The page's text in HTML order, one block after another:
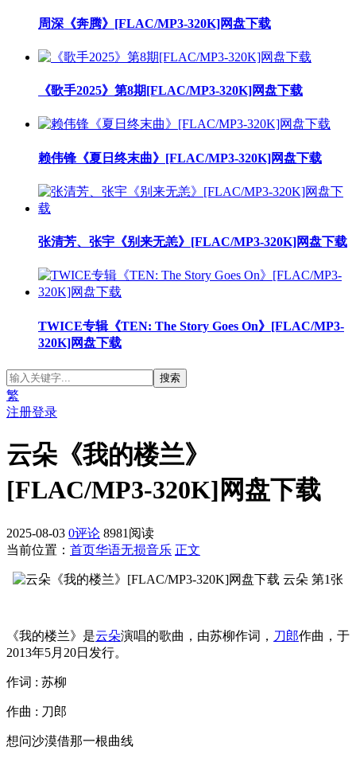
周深《奔腾》[FLAC/MP3-320K]网盘下载
《歌手2025》第8期[FLAC/MP3-320K]网盘下载
赖伟锋《夏日终末曲》[FLAC/MP3-320K]网盘下载
张清芳、张宇《别来无恙》[FLAC/MP3-320K]网盘下载
TWICE专辑《TEN: The Story Goes On》[FLAC/MP3-
320K]网盘下载
繁
注册登录
云朵《我的楼兰》
[FLAC/MP3-320K]网盘下载
2025-08-03 0评论 8981阅读
当前位置： 首页华语无损音乐 正文
《我的楼兰》是云朵演唱的歌曲，由苏柳作词， 刀郎作曲，于
2013年5月20日发行。
作词 : 苏柳
作曲 : 刀郎
想问沙漠借那一根曲线